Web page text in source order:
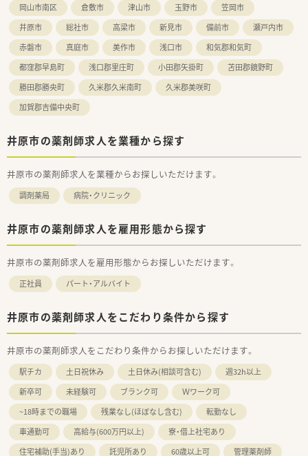
【職場環境と雰囲気】
■平均年齢は39歳前後と若手からベテランまでバランス良く在
籍しており、風通しが良くコンプライアンス意識も高い職場で
す。
■社長や人事担当者との距離が近く、現場の意見を尊重してくれ
る調整役の方が多いため、悩み事も相談しやすい温かさがありま
す。
■全店共通の業務マニュアルを完備しているため、どのような状
況でも高い安全性と品質を維持しながら業務に専念できる体制
岡山市南区
倉敷市 津山市 玉野市
笠岡市
井原市
総社市 高梁市 新見市 備前市
瀬戸内市
赤磐市
真庭市 美作市 浅口市
和気郡和気町
都窪郡早島町
浅口郡里庄町 小田郡矢掛町
苫田郡鏡野町
勝田郡勝央町
久米郡久米南町
久米郡美咲町
加賀郡吉備中央町
井原市の薬剤師求人を業種から探す
井原市の薬剤師求人を業種からお探しいただけます。
調剤薬局 病院・クリニック
井原市の薬剤師求人を雇用形態から探す
井原市の薬剤師求人を雇用形態からお探しいただけます。
正社員 パート・アルバイト
井原市の薬剤師求人をこだわり条件から探す
井原市の薬剤師求人をこだわり条件からお探しいただけます。
駅チカ 土日祝休み 土日休み(相談可含む)
週32h以上
新卒可
未経験可 ブランク可
Ｗワーク可
~18時までの職場
残業なし(ほぼなし含む)
転勤なし
車通勤可
高給与(600万円以上)
寮・借上社宅あり
住宅補助(手当)あり
託児所あり 60歳以上可
管理薬剤師